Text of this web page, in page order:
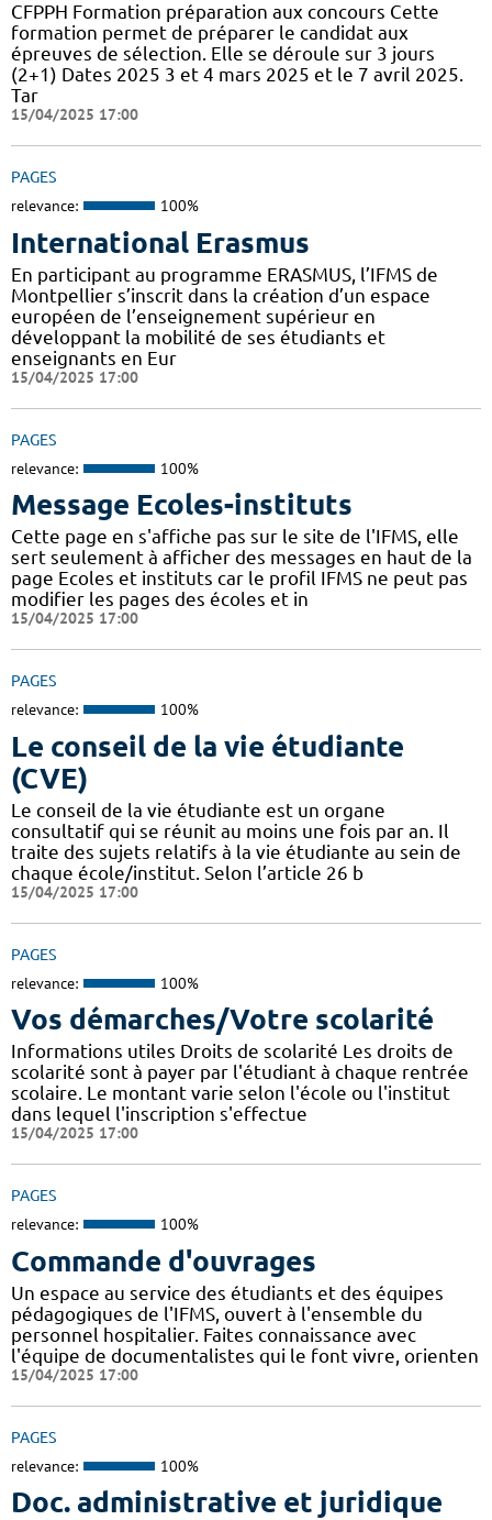
CFPPH Formation préparation aux concours Cette
formation permet de préparer le candidat aux
épreuves de sélection. Elle se déroule sur 3 jours
(2+1) Dates 2025 3 et 4 mars 2025 et le 7 avril 2025.
Tar
15/04/2025 17:00
PAGES
relevance: 100%
International Erasmus
En participant au programme ERASMUS, l’IFMS de
Montpellier s’inscrit dans la création d’un espace
européen de l’enseignement supérieur en
développant la mobilité de ses étudiants et
enseignants en Eur
15/04/2025 17:00
PAGES
relevance: 100%
Message Ecoles-instituts
Cette page en s'affiche pas sur le site de l'IFMS, elle
sert seulement à afficher des messages en haut de la
page Ecoles et instituts car le profil IFMS ne peut pas
modifier les pages des écoles et in
15/04/2025 17:00
PAGES
relevance: 100%
Le conseil de la vie étudiante
(CVE)
Le conseil de la vie étudiante est un organe
consultatif qui se réunit au moins une fois par an. Il
traite des sujets relatifs à la vie étudiante au sein de
chaque école/institut. Selon l’article 26 b
15/04/2025 17:00
PAGES
relevance: 100%
Vos démarches/Votre scolarité
Informations utiles Droits de scolarité Les droits de
scolarité sont à payer par l'étudiant à chaque rentrée
scolaire. Le montant varie selon l'école ou l'institut
dans lequel l'inscription s'effectue
15/04/2025 17:00
PAGES
relevance: 100%
Commande d'ouvrages
Un espace au service des étudiants et des équipes
pédagogiques de l'IFMS, ouvert à l'ensemble du
personnel hospitalier. Faites connaissance avec
l'équipe de documentalistes qui le font vivre, orienten
15/04/2025 17:00
PAGES
relevance: 100%
Doc. administrative et juridique